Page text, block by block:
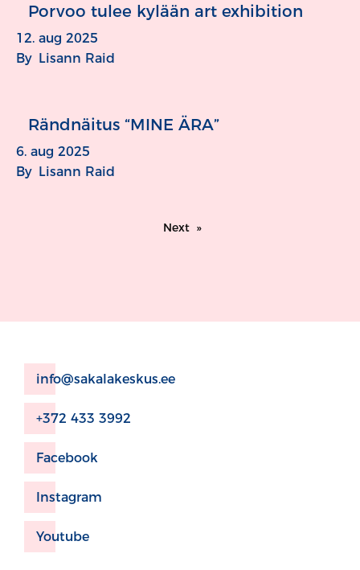
Porvoo tulee kylään art exhibition
12. aug 2025
By Lisann Raid
Rändnäitus “MINE ÄRA”
6. aug 2025
By Lisann Raid
Next
info@sakalakeskus.ee
+372 433 3992
Facebook
Instagram
Youtube